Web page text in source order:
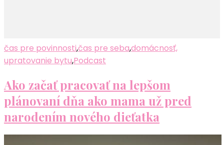
čas pre povinnosti,čas pre seba,domácnosť,
upratovanie bytu,Podcast
Ako začať pracovať na lepšom
plánovaní dňa ako mama už pred
narodením nového dieťatka